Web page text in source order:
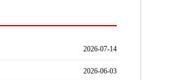
2026-07-14
2026-06-03